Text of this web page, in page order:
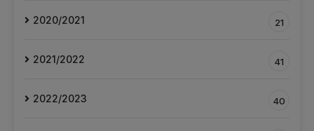
2020/2021 21
2021/2022 41
2022/2023 40